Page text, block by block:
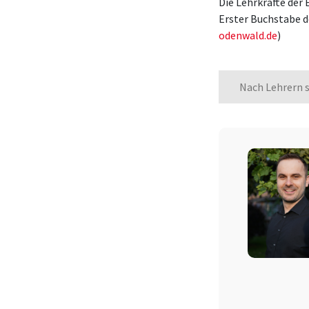
Erster Buchstabe
odenwald.de)